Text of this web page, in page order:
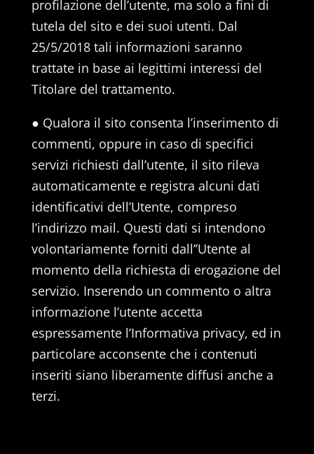
profilazione dell’utente, ma solo a fini di
tutela del sito e dei suoi utenti. Dal
25/5/2018 tali informazioni saranno
trattate in base ai legittimi interessi del
Titolare del trattamento.
● Qualora il sito consenta l’inserimento di
commenti, oppure in caso di specifici
servizi richiesti dall’utente, il sito rileva
automaticamente e registra alcuni dati
identificativi dell’Utente, compreso
l’indirizzo mail. Questi dati si intendono
volontariamente forniti dall’’Utente al
momento della richiesta di erogazione del
servizio. Inserendo un commento o altra
informazione l’utente accetta
espressamente l’Informativa privacy, ed in
particolare acconsente che i contenuti
inseriti siano liberamente diffusi anche a
terzi.